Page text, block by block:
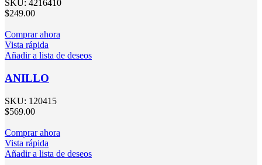
SKU: 4216410
$249.00
Comprar ahora
Vista rápida
Añadir a lista de deseos
ANILLO
SKU: 120415
$569.00
Comprar ahora
Vista rápida
Añadir a lista de deseos